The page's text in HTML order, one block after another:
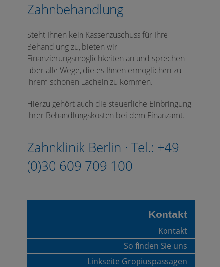
Zahnbehandlung
Steht Ihnen kein Kassenzuschuss für Ihre
Behandlung zu, bieten wir
Finanzierungsmöglichkeiten an und sprechen
über alle Wege, die es Ihnen ermöglichen zu
Ihrem schönen Lächeln zu kommen.
Hierzu gehört auch die steuerliche Einbringung
Ihrer Behandlungskosten bei dem Finanzamt.
Zahnklinik Berlin · Tel.: +49
(0)30 609 709 100
Kontakt
Kontakt
So finden Sie uns
Linkseite Gropiuspassagen